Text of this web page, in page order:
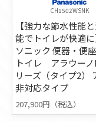
CH1502WSNK
【強力な節水性能
能でトイレが快適
ソニック 便器・便
トイレ アラウーノ
リーズ（タイプ2）
非対応タイプ
207,900円（税込）